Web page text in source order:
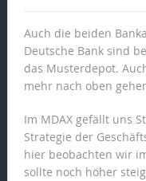
Auch die beiden
Deutsche Bank sind
das Musterdepot.
mehr nach oben
Im MDAX gefällt uns
Strategie der
hier beobachten wir
sollte noch höher